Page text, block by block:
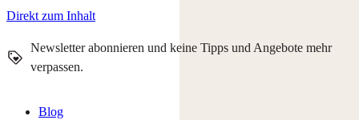
Direkt zum Inhalt
Newsletter abonnieren und keine Tipps und Angebote mehr
verpassen.
Blog